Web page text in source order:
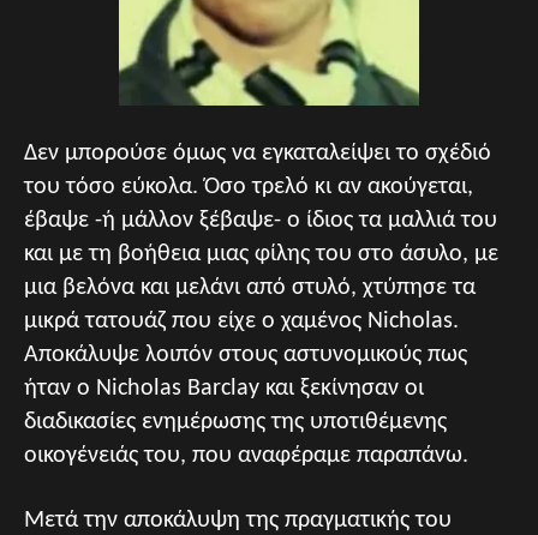
Δεν μπορούσε όμως να εγκαταλείψει το σχέδιό
του τόσο εύκολα. Όσο τρελό κι αν ακούγεται,
έβαψε -ή μάλλον ξέβαψε- ο ίδιος τα μαλλιά του
και με τη βοήθεια μιας φίλης του στο άσυλο, με
μια βελόνα και μελάνι από στυλό, χτύπησε τα
μικρά τατουάζ που είχε ο χαμένος Nicholas.
Αποκάλυψε λοιπόν στους αστυνομικούς πως
ήταν ο Nicholas Barclay και ξεκίνησαν οι
διαδικασίες ενημέρωσης της υποτιθέμενης
οικογένειάς του, που αναφέραμε παραπάνω.
Μετά την αποκάλυψη της πραγματικής του